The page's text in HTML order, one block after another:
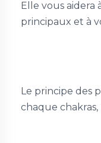
Elle vous aidera
principaux et à
Le principe des
chaque